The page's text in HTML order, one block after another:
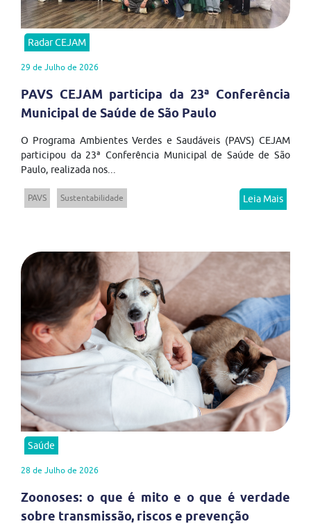
Radar CEJAM
29 de Julho de 2026
PAVS CEJAM participa da 23ª Conferência
Municipal de Saúde de São Paulo
O Programa Ambientes Verdes e Saudáveis (PAVS) CEJAM
participou da 23ª Conferência Municipal de Saúde de São
Paulo, realizada nos...
PAVS Sustentabilidade Leia Mais
Saúde
28 de Julho de 2026
Zoonoses: o que é mito e o que é verdade
sobre transmissão, riscos e prevenção